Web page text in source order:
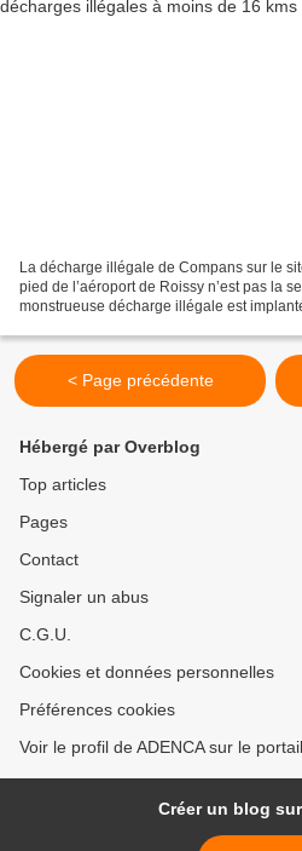
La décharge illégale de Compans sur le
pied de l’aéroport de Roissy n’est pas la
monstrueuse décharge illégale est
< Page précédente
Hébergé par Overblog
Top articles
Pages
Contact
Signaler un abus
C.G.U.
Cookies et données personnelles
Préférences cookies
Voir le profil de ADENCA sur le
Créer un blog